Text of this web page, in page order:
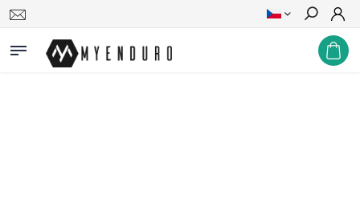
Hledat